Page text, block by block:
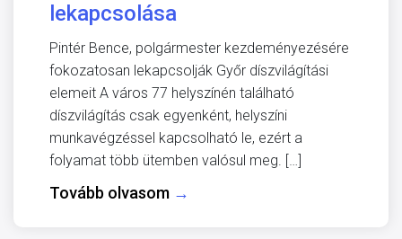
lekapcsolása
Pintér Bence, polgármester kezdeményezésére
fokozatosan lekapcsolják Győr díszvilágítási
elemeit A város 77 helyszínén található
díszvilágítás csak egyenként, helyszíni
munkavégzéssel kapcsolható le, ezért a
folyamat több ütemben valósul meg. […]
Tovább olvasom →